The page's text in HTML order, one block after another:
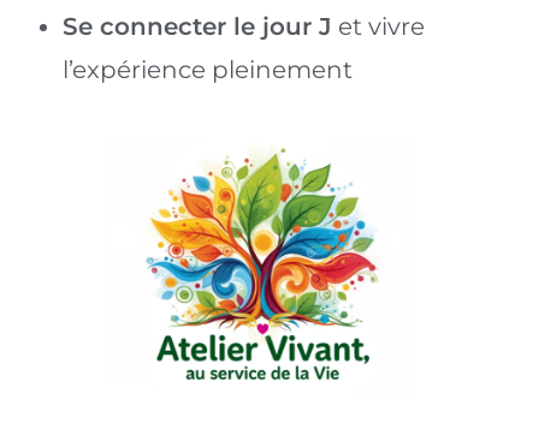
Se connecter le jour J et vivre
l’expérience pleinement